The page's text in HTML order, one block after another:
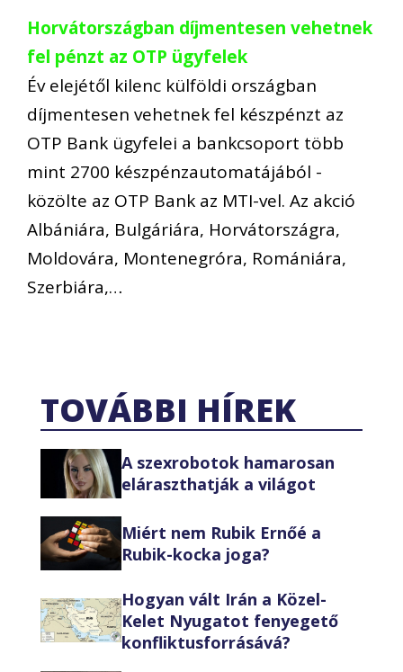
Horvátországban díjmentesen vehetnek
fel pénzt az OTP ügyfelek
Év elejétől kilenc külföldi országban
díjmentesen vehetnek fel készpénzt az
OTP Bank ügyfelei a bankcsoport több
mint 2700 készpénzautomatájából -
közölte az OTP Bank az MTI-vel. Az akció
Albániára, Bulgáriára, Horvátországra,
Moldovára, Montenegróra, Romániára,
Szerbiára,…
TOVÁBBI HÍREK
A szexrobotok hamarosan
eláraszthatják a világot
Miért nem Rubik Ernőé a
Rubik-kocka joga?
Hogyan vált Irán a Közel-
Kelet Nyugatot fenyegető
konfliktusforrásává?